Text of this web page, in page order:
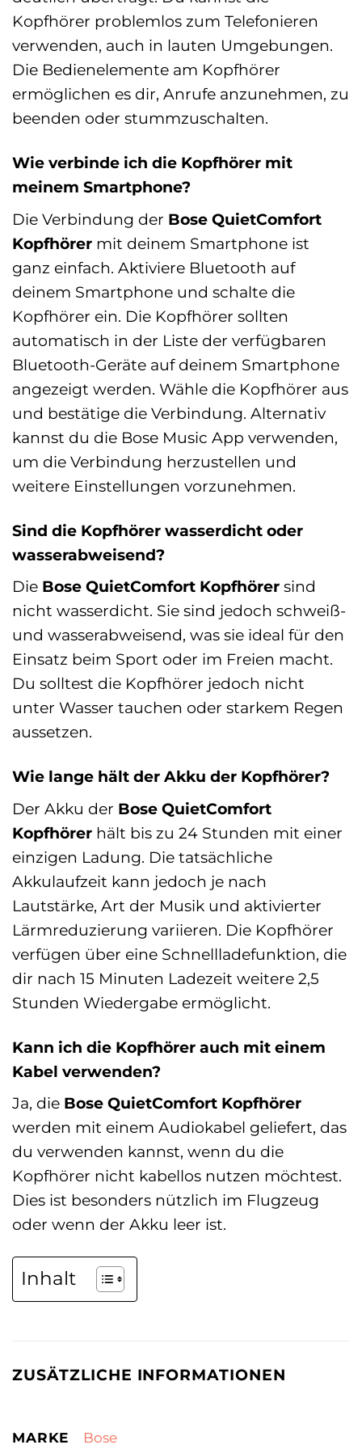
Kopfhörer problemlos zum Telefonieren
verwenden, auch in lauten Umgebungen.
Die Bedienelemente am Kopfhörer
ermöglichen es dir, Anrufe anzunehmen, zu
beenden oder stummzuschalten.
Wie verbinde ich die Kopfhörer mit
meinem Smartphone?
Die Verbindung der Bose QuietComfort
Kopfhörer mit deinem Smartphone ist
ganz einfach. Aktiviere Bluetooth auf
deinem Smartphone und schalte die
Kopfhörer ein. Die Kopfhörer sollten
automatisch in der Liste der verfügbaren
Bluetooth-Geräte auf deinem Smartphone
angezeigt werden. Wähle die Kopfhörer aus
und bestätige die Verbindung. Alternativ
kannst du die Bose Music App verwenden,
um die Verbindung herzustellen und
weitere Einstellungen vorzunehmen.
Sind die Kopfhörer wasserdicht oder
wasserabweisend?
Die Bose QuietComfort Kopfhörer sind
nicht wasserdicht. Sie sind jedoch schweiß-
und wasserabweisend, was sie ideal für den
Einsatz beim Sport oder im Freien macht.
Du solltest die Kopfhörer jedoch nicht
unter Wasser tauchen oder starkem Regen
aussetzen.
Wie lange hält der Akku der Kopfhörer?
Der Akku der Bose QuietComfort
Kopfhörer hält bis zu 24 Stunden mit einer
einzigen Ladung. Die tatsächliche
Akkulaufzeit kann jedoch je nach
Lautstärke, Art der Musik und aktivierter
Lärmreduzierung variieren. Die Kopfhörer
verfügen über eine Schnellladefunktion, die
dir nach 15 Minuten Ladezeit weitere 2,5
Stunden Wiedergabe ermöglicht.
Kann ich die Kopfhörer auch mit einem
Kabel verwenden?
Ja, die Bose QuietComfort Kopfhörer
werden mit einem Audiokabel geliefert, das
du verwenden kannst, wenn du die
Kopfhörer nicht kabellos nutzen möchtest.
Dies ist besonders nützlich im Flugzeug
oder wenn der Akku leer ist.
Inhalt
ZUSÄTZLICHE INFORMATIONEN
MARKE Bose